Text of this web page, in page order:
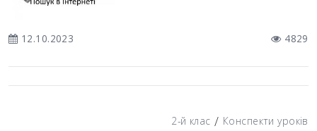
12.10.2023 4829
2-й клас / Конспекти уроків